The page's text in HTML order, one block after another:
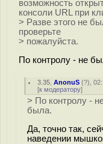
возможность
консоли URL при
> Разве этого не
проверьте
> пожалуйста.
По контролу - не
3.35 ,AnonuS (?),
[к модератору]
> По контролу -
была.
Да, точно так,
наведении